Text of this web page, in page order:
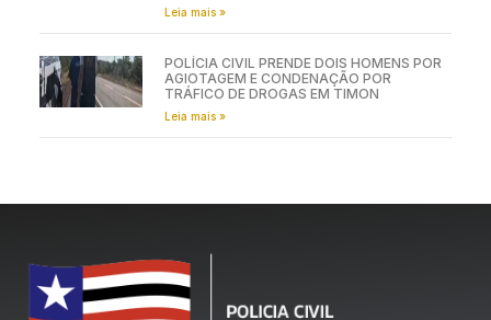
Leia mais »
POLÍCIA CIVIL PRENDE DOIS HOMENS POR
AGIOTAGEM E CONDENAÇÃO POR
TRÁFICO DE DROGAS EM TIMON
Leia mais »